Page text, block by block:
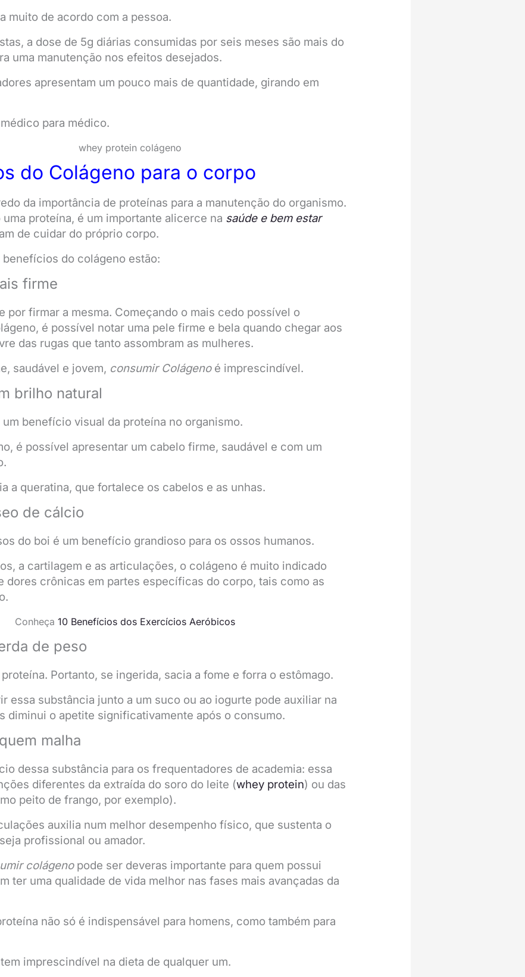
muito de acordo com a pessoa.
a dose de 5g diárias consumidas por seis meses são mais do
uma manutenção nos efeitos desejados.
apresentam um pouco mais de quantidade, girando em
para médico.
do Colágeno para o corpo
da importância de proteínas para a manutenção do organismo.
proteína, é um importante alicerce na saúde e bem estar
de cuidar do próprio corpo.
do colágeno estão:
firme
por firmar a mesma. Começando o mais cedo possível o
é possível notar uma pele firme e bela quando chegar aos
das rugas que tanto assombram as mulheres.
saudável e jovem, consumir Colágenoé imprescindível.
brilho natural
benefício visual da proteína no organismo.
é possível apresentar um cabelo firme, saudável e com um
a queratina, que fortalece os cabelos e as unhas.
de cálcio
do boi é um benefício grandioso para os ossos humanos.
a cartilagem e as articulações, o colágeno é muito indicado
dores crônicas em partes específicas do corpo, tais como as
Conheça 10 Benefícios dos Exercícios Aeróbicos
de peso
Portanto, se ingerida, sacia a fome e forra o estômago.
essa substância junto a um suco ou ao iogurte pode auxiliar na
diminui o apetite significativamente após o consumo.
malha
dessa substância para os frequentadores de academia: essa
diferentes da extraída do soro do leite (whey protein) ou das
peito de frango, por exemplo).
auxilia num melhor desempenho físico, que sustenta o
profissional ou amador.
colágenopode ser deveras importante para quem possui
ter uma qualidade de vida melhor nas fases mais avançadas da
não só é indispensável para homens, como também para
imprescindível na dieta de qualquer um.